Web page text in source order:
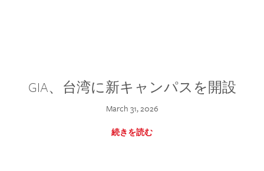
GIA、台湾に新キャンパスを開設
March 31, 2026
続きを読む